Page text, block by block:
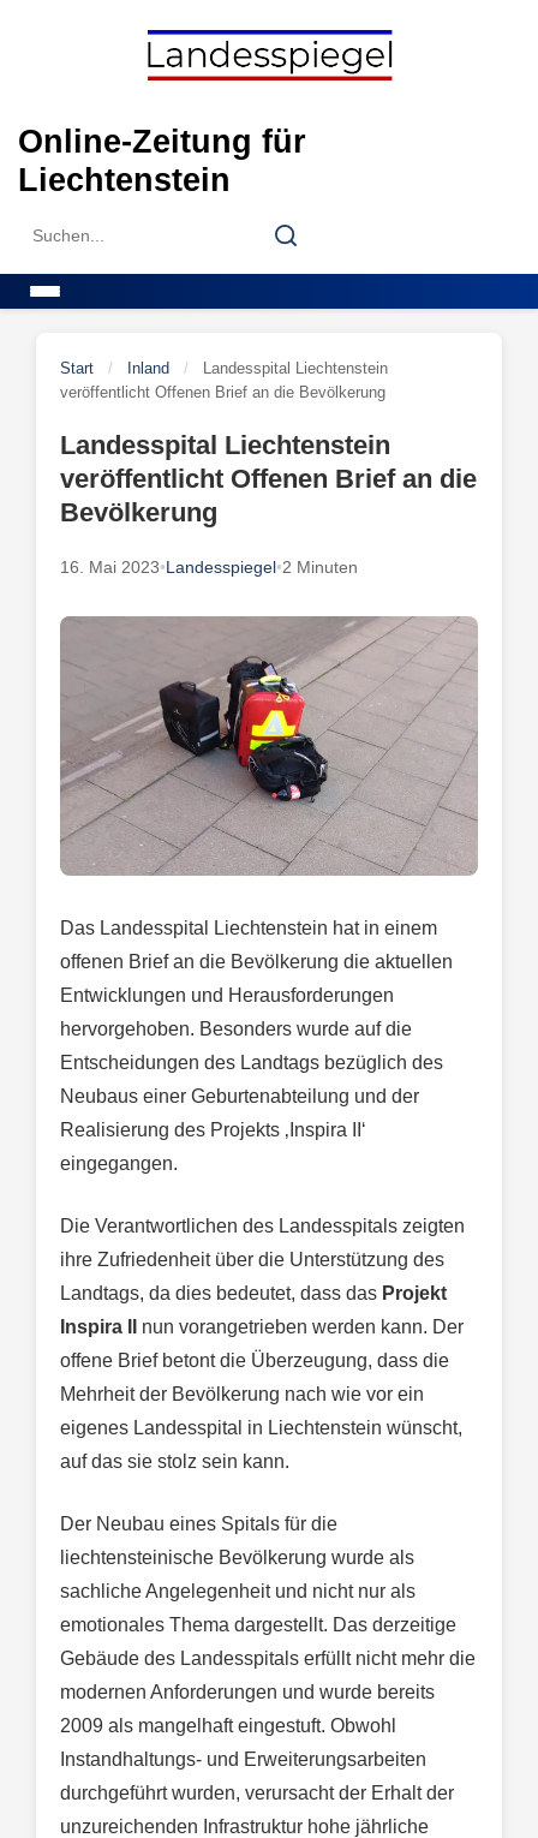
Online-Zeitung für
Liechtenstein
Search
Search
Start / Inland /
Landesspital Liechtenstein
veröffentlicht Offenen Brief an die Bevölkerung
Landesspital Liechtenstein
veröffentlicht Offenen Brief an die
Bevölkerung
16. Mai 2023•Landesspiegel•2 Minuten
Das Landesspital Liechtenstein hat in einem
offenen Brief an die Bevölkerung die aktuellen
Entwicklungen und Herausforderungen
hervorgehoben. Besonders wurde auf die
Entscheidungen des Landtags bezüglich des
Neubaus einer Geburtenabteilung und der
Realisierung des Projekts ‚Inspira II‘
eingegangen.
Die Verantwortlichen des Landesspitals zeigten
ihre Zufriedenheit über die Unterstützung des
Landtags, da dies bedeutet, dass das Projekt
Inspira II nun vorangetrieben werden kann. Der
offene Brief betont die Überzeugung, dass die
Mehrheit der Bevölkerung nach wie vor ein
eigenes Landesspital in Liechtenstein wünscht,
auf das sie stolz sein kann.
Der Neubau eines Spitals für die
liechtensteinische Bevölkerung wurde als
sachliche Angelegenheit und nicht nur als
emotionales Thema dargestellt. Das derzeitige
Gebäude des Landesspitals erfüllt nicht mehr die
modernen Anforderungen und wurde bereits
2009 als mangelhaft eingestuft. Obwohl
Instandhaltungs- und Erweiterungsarbeiten
durchgeführt wurden, verursacht der Erhalt der
unzureichenden Infrastruktur hohe jährliche